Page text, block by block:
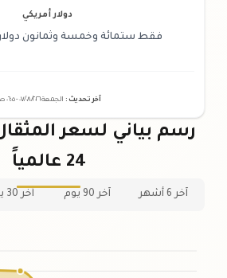
دولار أمريكي
فقط ستمائة وخمسة وثمانون دولار
آخر تحديث : الجمعة ٠٧ /٠٨/٢٠٢٦ - ٠٦:٠٥
رسم بياني لسعر
24 عالمياً
آخر 6 أشهر آخر 90 يوم آخر 30 يوم